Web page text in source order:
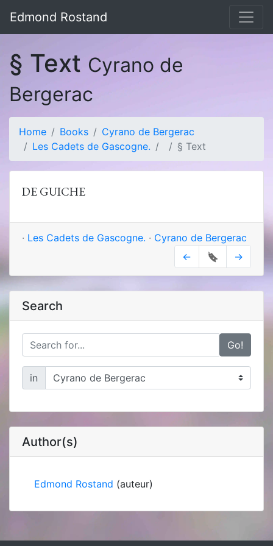
Edmond Rostand
§ Text Cyrano de
Bergerac
Home Books
Cyrano de Bergerac
Les Cadets de Gascogne.
§ Text
DE GUICHE
· Les Cadets de Gascogne. · Cyrano de Bergerac
←
🔖 →
Search
Go!
in
Author(s)
Edmond Rostand (auteur)